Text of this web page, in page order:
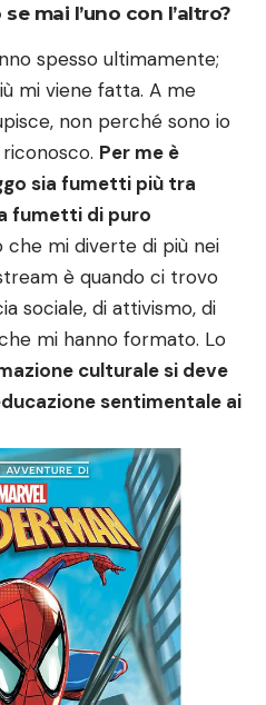
mai l’uno con l’altro?
spesso ultimamente;
mi viene fatta. A me
non perché sono io
Per me è
sia fumetti più tra
fumetti di puro
che mi diverte di più nei
è quando ci trovo
sociale, di attivismo, di
mi hanno formato. Lo
culturale si deve
sentimentale ai